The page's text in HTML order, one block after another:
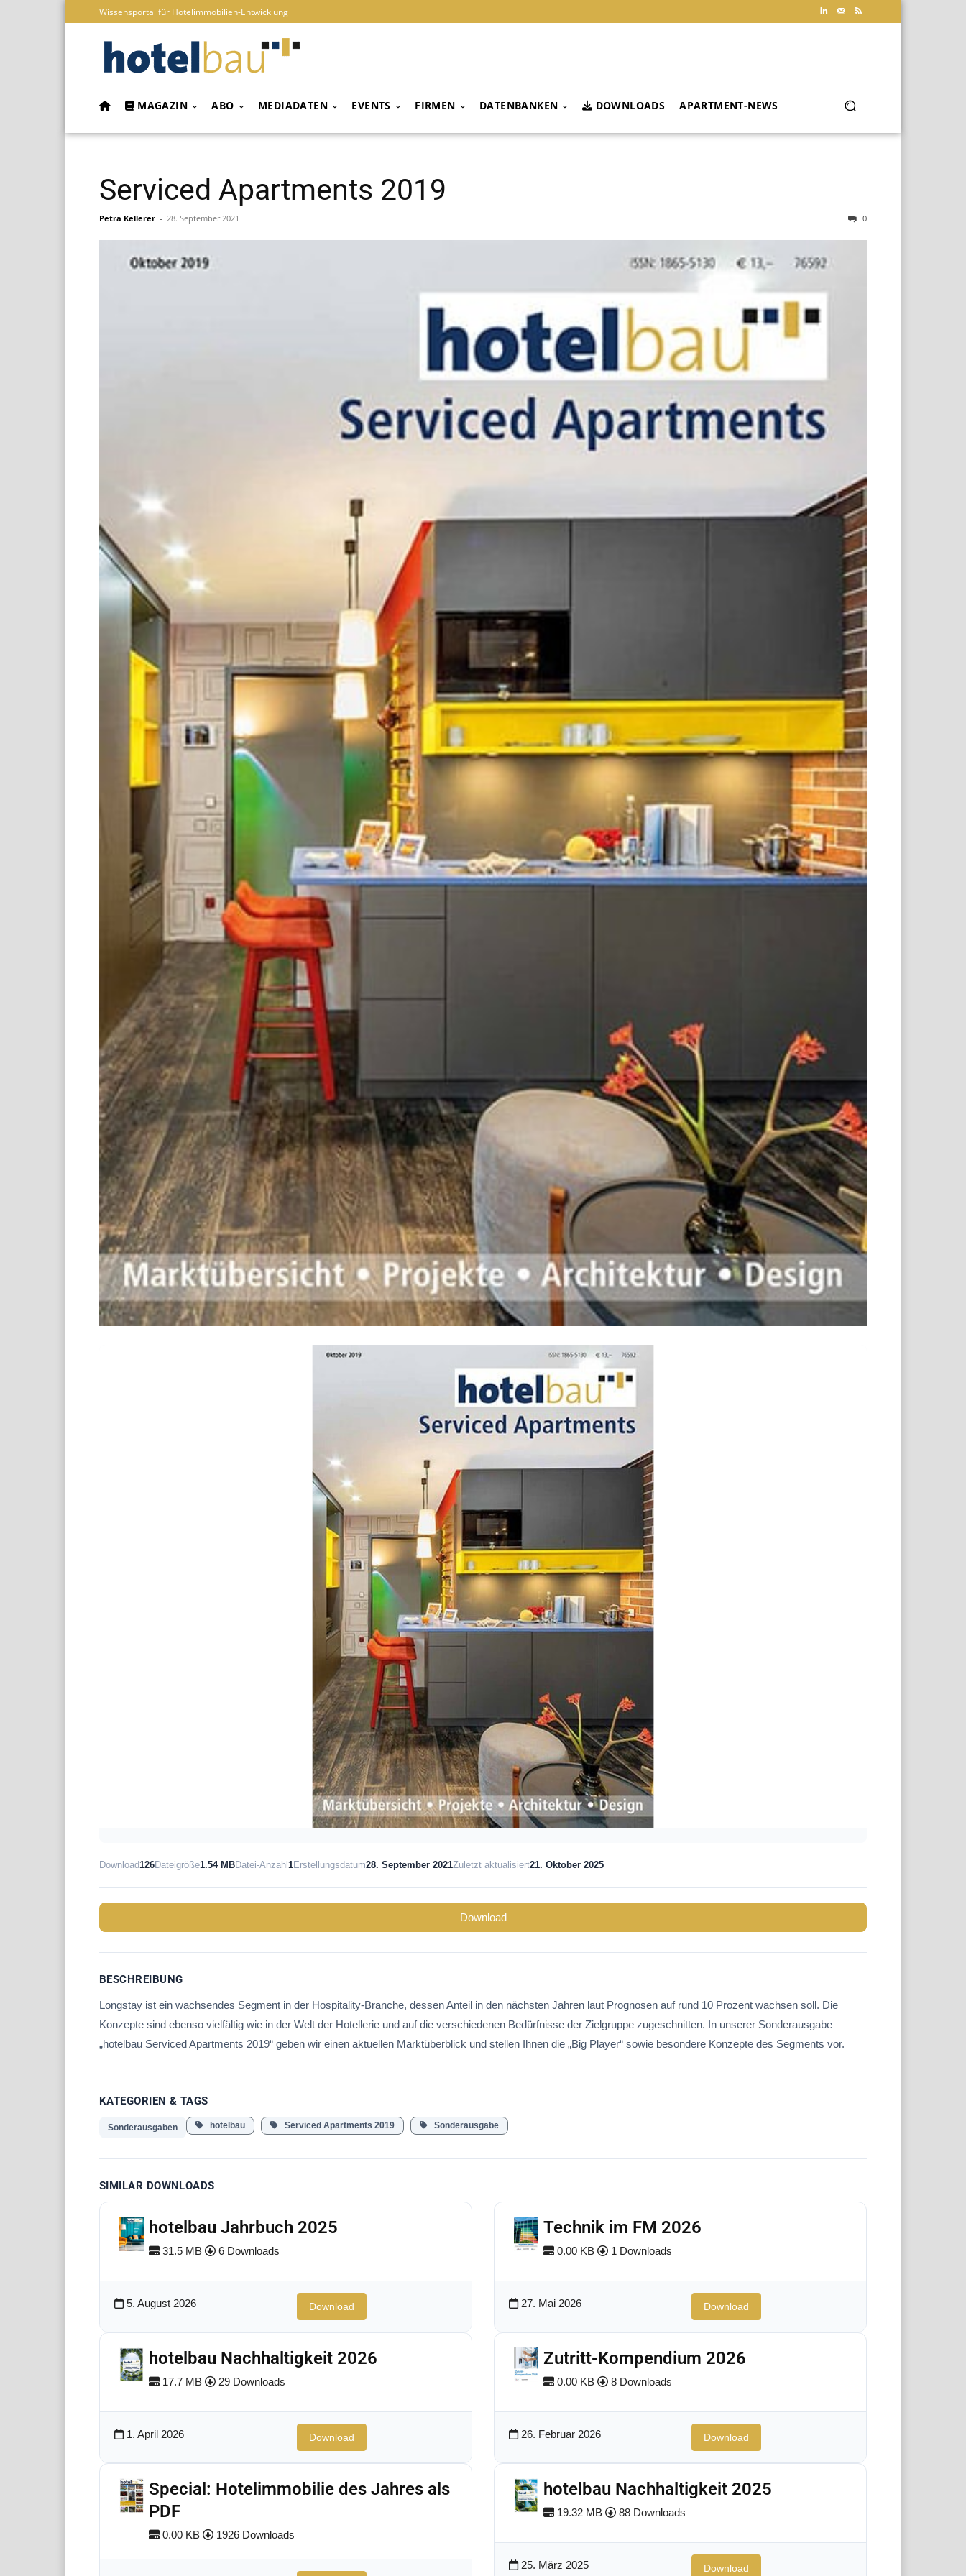
Wissensportal für Hotelimmobilien-Entwicklung
MAGAZIN ABO MEDIADATEN EVENTS FIRMEN DATENBANKEN DOWNLOADS APARTMENT-NEWS
Serviced Apartments 2019
Petra Kellerer - 28. September 2021 0
Download126Dateigröße1.54 MBDatei-Anzahl 1Erstellungsdatum28. September 2021Zuletzt aktualisiert21. Oktober 2025
Download
BESCHREIBUNG
Longstay ist ein wachsendes Segment in der Hospitality-Branche, dessen Anteil in den nächsten Jahren laut Prognosen auf rund 10 Prozent wachsen soll. Die
Konzepte sind ebenso vielfältig wie in der Welt der Hotellerie und auf die verschiedenen Bedürfnisse der Zielgruppe zugeschnitten. In unserer Sonderausgabe
„hotelbau Serviced Apartments 2019“ geben wir einen aktuellen Marktüberblick und stellen Ihnen die „Big Player“ sowie besondere Konzepte des Segments vor.
KATEGORIEN & TAGS
Sonderausgaben hotelbau Serviced Apartments 2019 Sonderausgabe
SIMILAR DOWNLOADS
hotelbau Jahrbuch 2025
31.5 MB 6 Downloads
5. August 2026 Download
Technik im FM 2026
0.00 KB 1 Downloads
27. Mai 2026 Download
hotelbau Nachhaltigkeit 2026
17.7 MB 29 Downloads
1. April 2026 Download
Zutritt-Kompendium 2026
0.00 KB 8 Downloads
26. Februar 2026 Download
Special: Hotelimmobilie des Jahres als
PDF
0.00 KB 1926 Downloads
hotelbau Nachhaltigkeit 2025
19.32 MB 88 Downloads
25. März 2025 Download